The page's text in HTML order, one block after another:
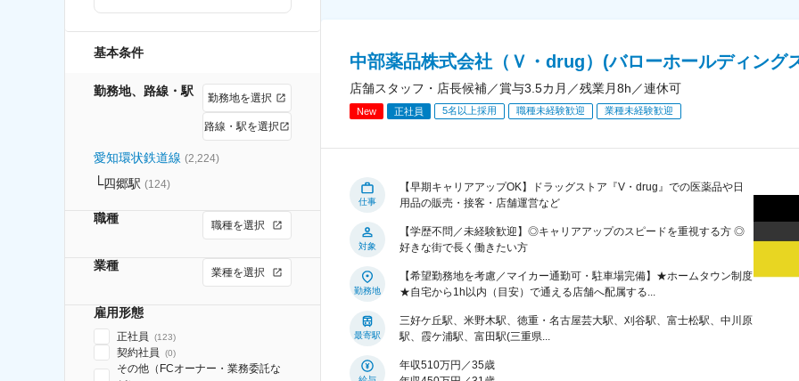
基本条件
勤務地、路線・駅 勤務地を選択
路線・駅を選択
愛知環状鉄道線 (2,224)
四郷駅 (124)
職種 職種を選択
業種 業種を選択
雇用形態
正社員 (123)
契約社員 (0)
その他（FCオーナー・業務委託な
中部薬品株式会社（Ｖ・drug）(バローホールディング
店舗スタッフ・店長候補／賞与3.5カ月／残業月8h／連休可
New 正社員 5名以上採用 職種未経験歓迎 業種未経験歓迎
仕事
【早期キャリアアップOK】ドラッグストア『V・drug』での医薬品や日
用品の販売・接客・店舗運営など
対象
【学歴不問／未経験歓迎】◎キャリアアップのスピードを重視する方 ◎
好きな街で長く働きたい方
勤務地
【希望勤務地を考慮／マイカー通勤可・駐車場完備】★ホームタウン制度
★自宅から1h以内（目安）で通える店舗へ配属する...
最寄駅
三好ケ丘駅、米野木駅、徳重・名古屋芸大駅、刈谷駅、富士松駅、中川原
駅、霞ケ浦駅、富田駅(三重県...
年収510万円／35歳